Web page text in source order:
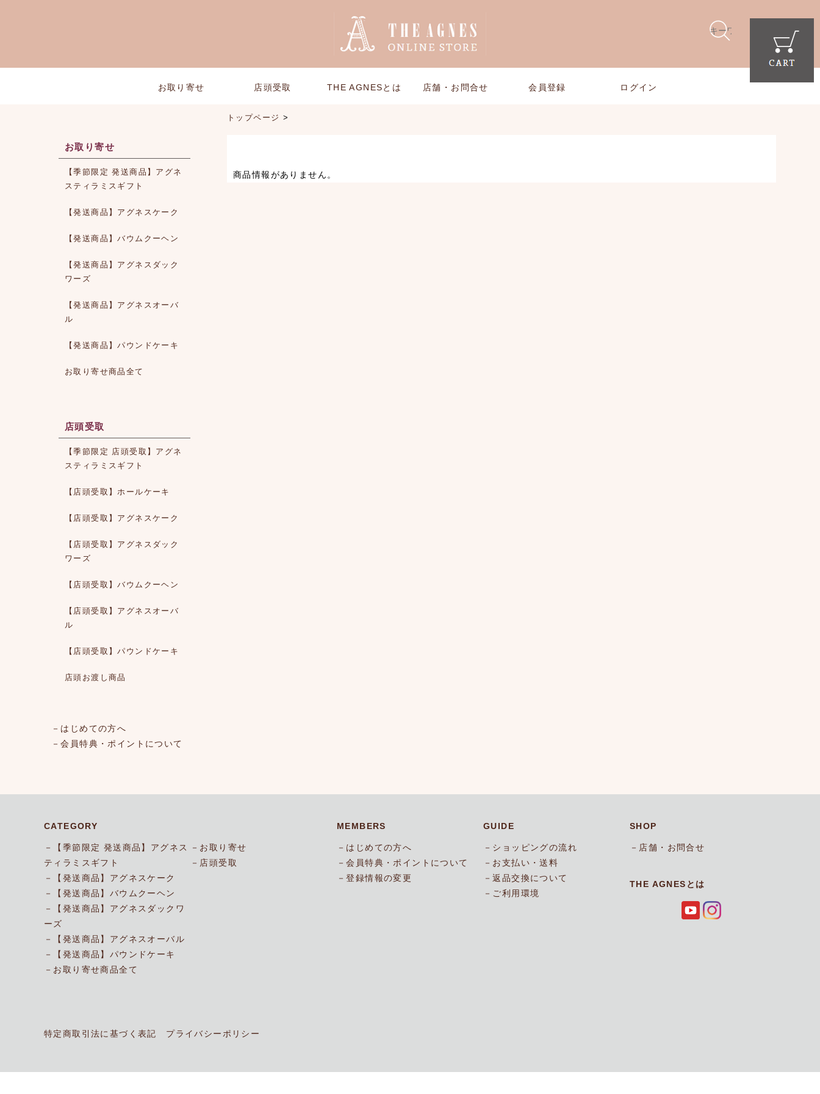
お取り寄せ 店頭受取 THE AGNESとは 店舗・お問合せ 会員登録 ログイン
お取り寄せ
【季節限定 発送商品】アグネ
スティラミスギフト
【発送商品】アグネスケーク
【発送商品】バウムクーヘン
【発送商品】アグネスダック
ワーズ
【発送商品】アグネスオーバ
ル
【発送商品】パウンドケーキ
お取り寄せ商品全て
店頭受取
【季節限定 店頭受取】アグネ
スティラミスギフト
【店頭受取】ホールケーキ
【店頭受取】アグネスケーク
【店頭受取】アグネスダック
ワーズ
【店頭受取】バウムクーヘン
【店頭受取】アグネスオーバ
ル
【店頭受取】パウンドケーキ
店頭お渡し商品
－はじめての方へ
－会員特典・ポイントについて
トップページ >
商品情報がありません。
CATEGORY
【季節限定 発送商品】アグネス
ティラミスギフト
【発送商品】アグネスケーク
【発送商品】バウムクーヘン
【発送商品】アグネスダックワ
ーズ
【発送商品】アグネスオーバル
【発送商品】パウンドケーキ
お取り寄せ商品全て
お取り寄せ
店頭受取
MEMBERS
はじめての方へ
会員特典・ポイントについて
登録情報の変更
GUIDE
ショッピングの流れ
お支払い・送料
返品交換について
ご利用環境
SHOP
店舗・お問合せ
THE AGNESとは
特定商取引法に基づく表記 プライバシーポリシー